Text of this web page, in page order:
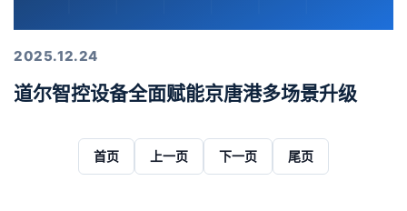
2025.12.24
道尔智控设备全面赋能京唐港多场景升级
首页 上一页 下一页 尾页